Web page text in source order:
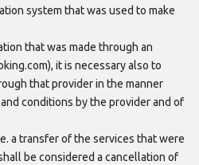
system that was used to make
that was made through an
it is necessary also to
that provider in the manner
conditions by the provider and of
a transfer of the services that were
be considered a cancellation of